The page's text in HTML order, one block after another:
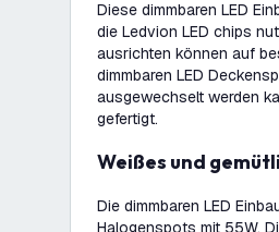
Diese dimmbaren LED
die Ledvion LED chips
ausrichten können auf
dimmbaren LED
ausgewechselt werden
gefertigt.
Weißes und
Die dimmbaren LED
Halogenspots mit 55W.